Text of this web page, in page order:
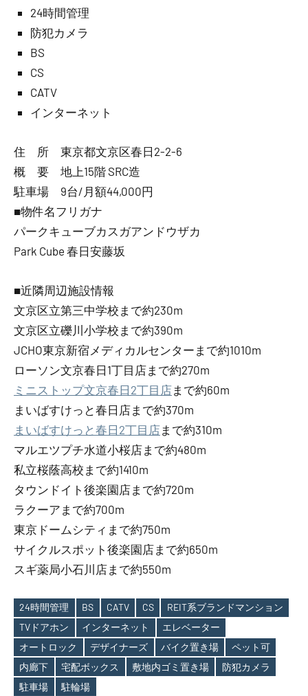
24時間管理
防犯カメラ
BS
CS
CATV
インターネット
住 所 東京都文京区春日2-2-6
概 要 地上15階 SRC造
駐車場 9台/月額44,000円
■物件名フリガナ
パークキューブカスガアンドウザカ
Park Cube 春日安藤坂
■近隣周辺施設情報
文京区立第三中学校まで約230m
文京区立礫川小学校まで約390m
JCHO東京新宿メディカルセンターまで約1010m
ローソン文京春日1丁目店まで約270m
ミニストップ文京春日2丁目店まで約60m
まいばすけっと春日店まで約370m
まいばすけっと春日2丁目店まで約310m
マルエツプチ水道小桜店まで約480m
私立桜蔭高校まで約1410m
タウンドイト後楽園店まで約720m
ラクーアまで約700m
東京ドームシティまで約750m
サイクルスポット後楽園店まで約650m
スギ薬局小石川店まで約550m
Tags
24時間管理 BS CATV CS
REIT系ブランドマンション
TVドアホン
インターネット
エレベーター
オートロック
デザイナーズ バイク置き場
ペット可
内廊下
宅配ボックス 敷地内ゴミ置き場
防犯カメラ
駐車場
駐輪場